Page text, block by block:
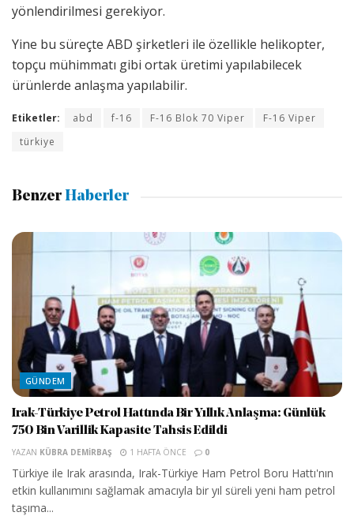
yönlendirilmesi gerekiyor.
Yine bu süreçte ABD şirketleri ile özellikle helikopter,
topçu mühimmatı gibi ortak üretimi yapılabilecek
ürünlerde anlaşma yapılabilir.
Etiketler: abd f-16 F-16 Blok 70 Viper
F-16 Viper
türkiye
Benzer Haberler
GÜNDEM
Irak-Türkiye Petrol Hattında Bir Yıllık Anlaşma: Günlük
750 Bin Varillik Kapasite Tahsis Edildi
YAZAN KÜBRA DEMIRBAŞ 1 HAFTA ÖNCE 0
Türkiye ile Irak arasında, Irak-Türkiye Ham Petrol Boru Hattı'nın
etkin kullanımını sağlamak amacıyla bir yıl süreli yeni ham petrol
taşıma...